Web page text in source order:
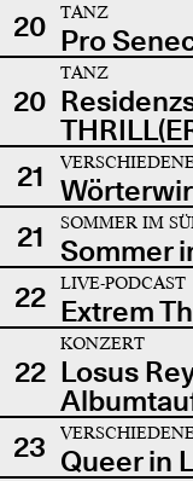
20
TANZ
Pro
20
TANZ
21
21
SOMMER IM
Sommer
22
LIVE-PODCAST
Extrem
22
KONZERT
Losus
23 Queer in